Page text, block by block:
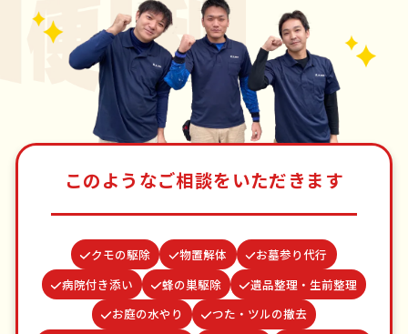
このようなご相談をいただきます
クモの駆除 物置解体
お墓参り代行
病院付き添い
蜂の巣駆除
遺品整理・生前整理
お庭の水やり
つた・ツルの撤去